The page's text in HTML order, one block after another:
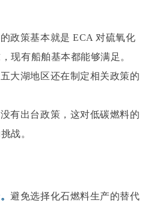
政策基本就是 ECA 对硫氧化
现有船舶基本都能够满足。
大湖地区还在制定相关政策的
有出台政策，这对低碳燃料的
战。
避免选择化石燃料生产的替代